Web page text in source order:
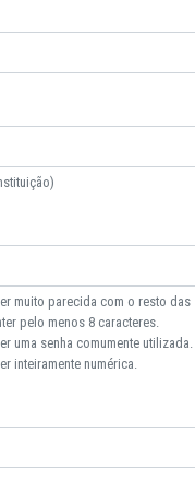
muito parecida com o resto
pelo menos 8 caracteres.
uma senha comumente utilizada.
inteiramente numérica.